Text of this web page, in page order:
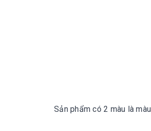
Sản phẩm có 2 màu là